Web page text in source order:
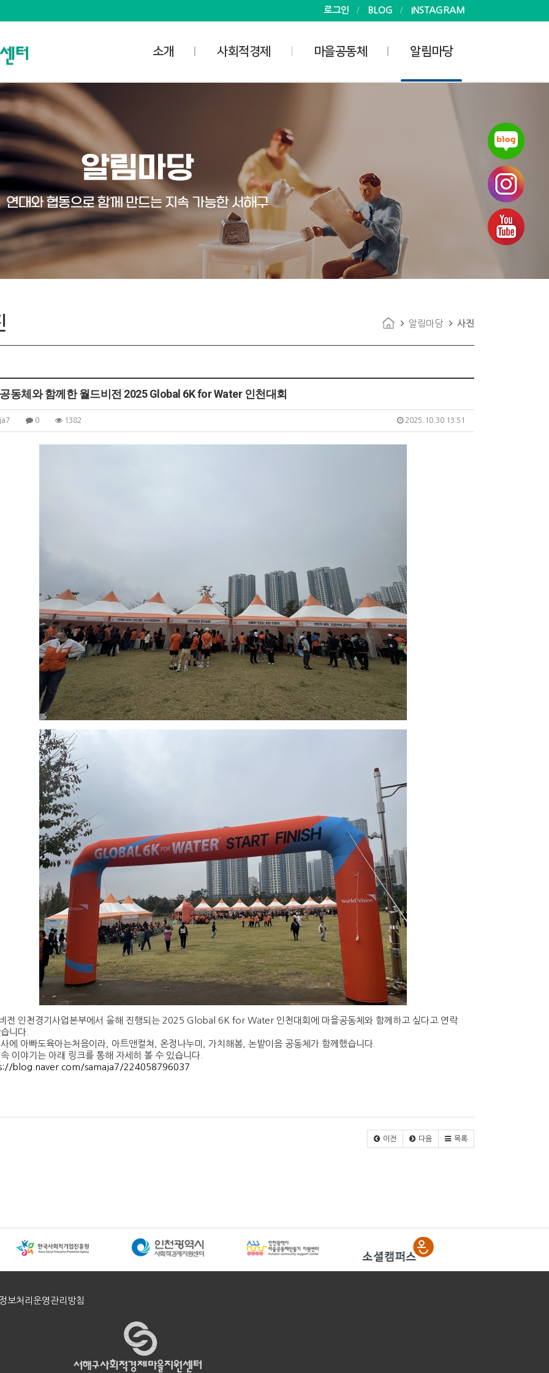
로그인 BLOG INSTAGRAM
소개 사회적경제 마을공동체 알림마당
공간소개
대관신청
대관예약확인
- 사회적기업
- 마을기업
- 협동조합
- 자활기업
사회적경제협의회
사회적경제조직 현황
알림마당 사진
동체와 함께한 월드비전 2025 Global 6K for Water 인천대회
0 1382 2025.10.30 13:51
전 인천경기사업본부에서 올해 진행되는 2025 Global 6K for Water 인천대회에 마을공동체와 함께하고 싶다고 연락
니다.
에 아빠도육아는처음이라, 아트앤컬쳐, 온정나누미, 가치해봄, 논밭이음 공동체가 함께했습니다.
이야기는 아래 링크를 통해 자세히 볼 수 있습니다.
blog.naver.com/samaja7/224058796037
이전 다음 목록
보처리운영관리방침